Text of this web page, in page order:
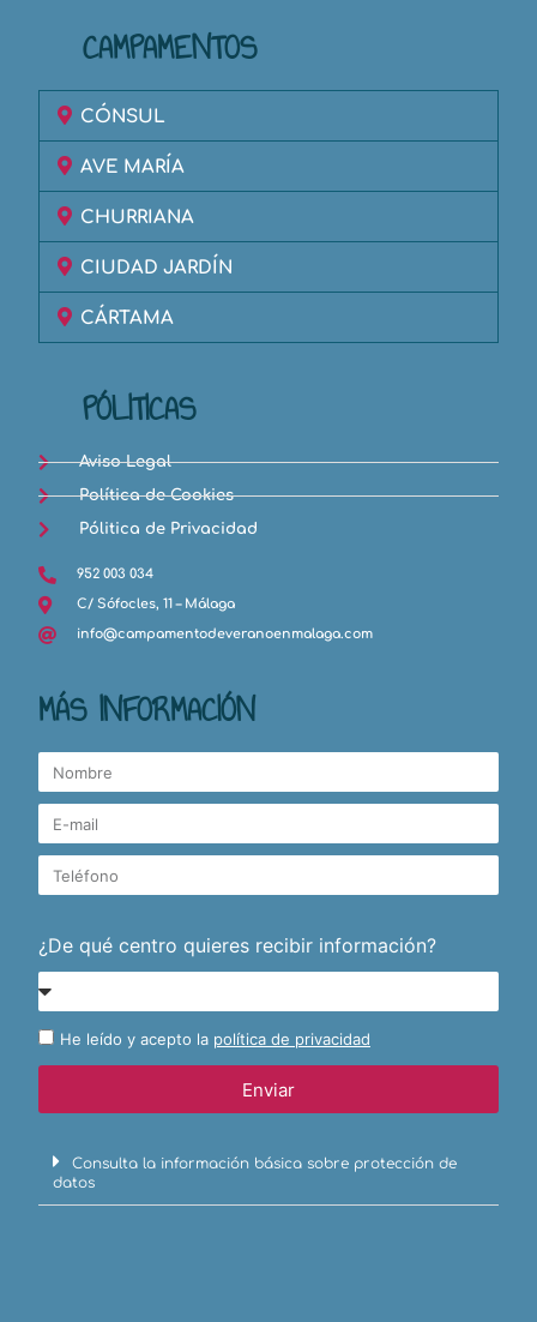
CAMPAMENTOS
CÓNSUL
AVE MARÍA
CHURRIANA
CIUDAD JARDÍN
CÁRTAMA
PÓLITICAS
Aviso Legal
Política de Cookies
Pólitica de Privacidad
952 003 034
C/ Sófocles, 11 – Málaga
info@campamentodeveranoenmalaga.com
MÁS INFORMACIÓN
¿De qué centro quieres recibir información?
He leído y acepto la política de privacidad
Enviar
Consulta la información básica sobre protección de
datos